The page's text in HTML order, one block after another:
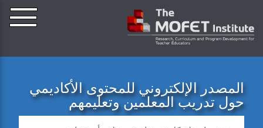
المصدر الإلكتروني للمحتوى الأكاديمي
حول تدريب المعلمين وتعليمهم